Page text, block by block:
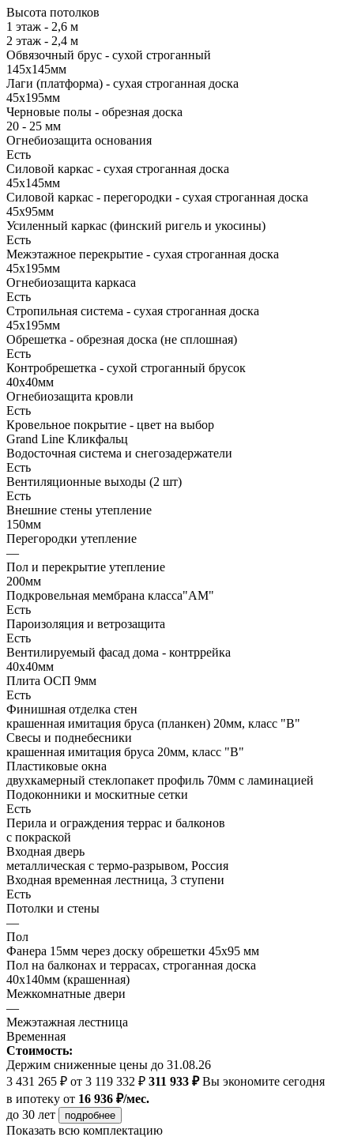
Высота потолков
1 этаж - 2,6 м
2 этаж - 2,4 м
Обвязочный брус - сухой строганный
145х145мм
Лаги (платформа) - сухая строганная доска
45х195мм
Черновые полы - обрезная доска
20 - 25 мм
Огнебиозащита основания
Есть
Силовой каркас - сухая строганная доска
45х145мм
Силовой каркас - перегородки - сухая строганная доска
45х95мм
Усиленный каркас (финский ригель и укосины)
Есть
Межэтажное перекрытие - сухая строганная доска
45х195мм
Огнебиозащита каркаса
Есть
Стропильная система - сухая строганная доска
45х195мм
Обрешетка - обрезная доска (не сплошная)
Есть
Контробрешетка - сухой строганный брусок
40х40мм
Огнебиозащита кровли
Есть
Кровельное покрытие - цвет на выбор
Grand Line Кликфальц
Водосточная система и снегозадержатели
Есть
Вентиляционные выходы (2 шт)
Есть
Внешние стены утепление
150мм
Перегородки утепление
—
Пол и перекрытие утепление
200мм
Подкровельная мембрана класса"АМ"
Есть
Пароизоляция и ветрозащита
Есть
Вентилируемый фасад дома - контррейка
40х40мм
Плита ОСП 9мм
Есть
Финишная отделка стен
крашенная имитация бруса (планкен) 20мм, класс "В"
Свесы и поднебесники
крашенная имитация бруса 20мм, класс "В"
Пластиковые окна
двухкамерный стеклопакет профиль 70мм с ламинацией
Подоконники и москитные сетки
Есть
Перила и ограждения террас и балконов
с покраской
Входная дверь
металлическая с термо-разрывом, Россия
Входная временная лестница, 3 ступени
Есть
Потолки и стены
—
Пол
Фанера 15мм через доску обрешетки 45х95 мм
Пол на балконах и террасах, строганная доска
40х140мм (крашенная)
Межкомнатные двери
—
Межэтажная лестница
Временная
Стоимость:
Держим сниженные цены до 31.08.26
3 431 265 ₽ от 3 119 332 ₽ 311 933 ₽Вы экономите сегодня
в ипотеку от 16 936 ₽/мес.
до 30 лет
подробнее
Показать всю комплектацию